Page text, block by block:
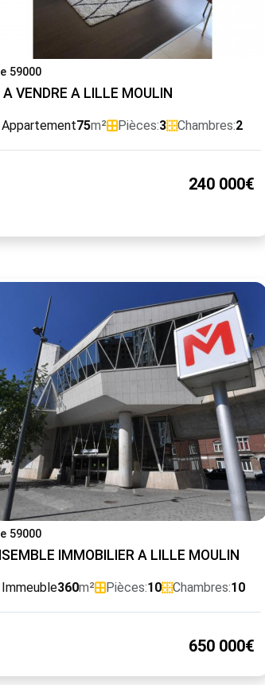
59000
A VENDRE A LILLE MOULIN
Appartement75m² Pièces:3 Chambres:2
240 000€
59000
IMMOBILIER A LILLE MOULIN
Immeuble360m² Pièces:10 Chambres:10
650 000€